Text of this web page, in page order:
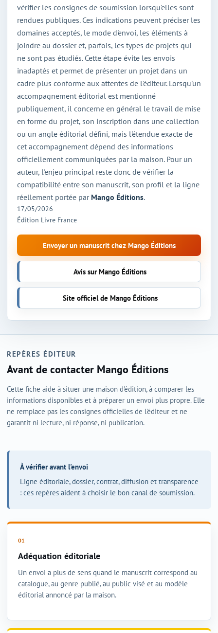
vérifier les consignes de soumission lorsqu'elles sont
rendues publiques. Ces indications peuvent préciser les
domaines acceptés, le mode d'envoi, les éléments à
joindre au dossier et, parfois, les types de projets qui
ne sont pas étudiés. Cette étape évite les envois
inadaptés et permet de présenter un projet dans un
cadre plus conforme aux attentes de l'éditeur. Lorsqu'un
accompagnement éditorial est mentionné
publiquement, il concerne en général le travail de mise
en forme du projet, son inscription dans une collection
ou un angle éditorial défini, mais l'étendue exacte de
cet accompagnement dépend des informations
officiellement communiquées par la maison. Pour un
auteur, l'enjeu principal reste donc de vérifier la
compatibilité entre son manuscrit, son profil et la ligne
réellement portée par Mango Éditions.
17/05/2026
Édition Livre France
Envoyer un manuscrit chez Mango Éditions
Avis sur Mango Éditions
Site officiel de Mango Éditions
REPÈRES ÉDITEUR
Avant de contacter Mango Éditions
Cette fiche aide à situer une maison d'édition, à comparer les
informations disponibles et à préparer un envoi plus propre. Elle
ne remplace pas les consignes officielles de l'éditeur et ne
garantit ni lecture, ni réponse, ni publication.
À vérifier avant l'envoi
Ligne éditoriale, dossier, contrat, diffusion et transparence
: ces repères aident à choisir le bon canal de soumission.
Adéquation éditoriale
Un envoi a plus de sens quand le manuscrit correspond au
catalogue, au genre publié, au public visé et au modèle
éditorial annoncé par la maison.